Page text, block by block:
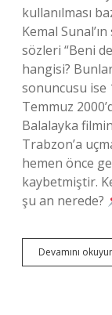
kullanılması
Kemal
sözleri “Beni
hangisi?
sonuncusu ise
Temmuz
Balalayka
Trabzon’a
hemen önce
kaybetmiştir.
şu an nerede?
Devamını